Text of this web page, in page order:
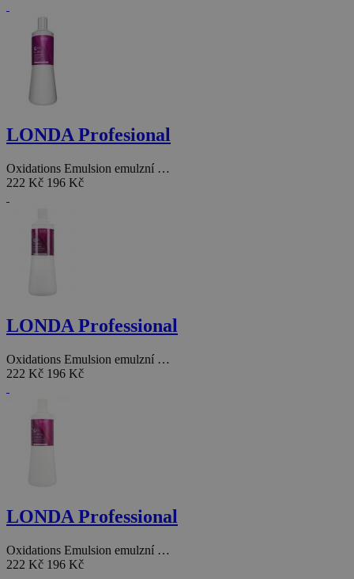
LONDA Profesional
Oxidations Emulsion emulzní …
222 Kč 196 Kč
LONDA Professional
Oxidations Emulsion emulzní …
222 Kč 196 Kč
LONDA Professional
Oxidations Emulsion emulzní …
222 Kč 196 Kč